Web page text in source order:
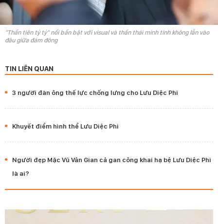
"Thần tiên tỷ tỷ" nổi bần bật với visual và thần thái minh tinh không lẫn vào
đâu giữa đám đông
TIN LIÊN QUAN
3 người đàn ông thế lực chống lưng cho Lưu Diệc Phi
Khuyết điểm hình thể Lưu Diệc Phi
Người đẹp Mặc Vũ Vân Gian cả gan công khai hạ bệ Lưu Diệc Phi
là ai?